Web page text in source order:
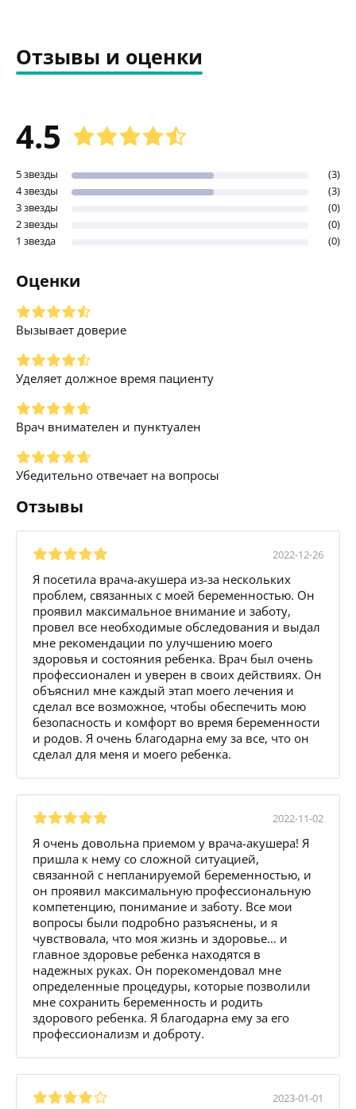
Отзывы и оценки
4.5
5 звезды
(3)
4 звезды
(3)
3 звезды
(0)
2 звезды
(0)
1 звезда
(0)
Оценки
Вызывает доверие
Уделяет должное время пациенту
Врач внимателен и пунктуален
Убедительно отвечает на вопросы
Отзывы
2022-12-26
Я посетила врача-акушера из-за нескольких
проблем, связанных с моей беременностью. Он
проявил максимальное внимание и заботу,
провел все необходимые обследования и выдал
мне рекомендации по улучшению моего
здоровья и состояния ребенка. Врач был очень
профессионален и уверен в своих действиях. Он
объяснил мне каждый этап моего лечения и
сделал все возможное, чтобы обеспечить мою
безопасность и комфорт во время беременности
и родов. Я очень благодарна ему за все, что он
сделал для меня и моего ребенка.
2022-11-02
Я очень довольна приемом у врача-акушера! Я
пришла к нему со сложной ситуацией,
связанной с непланируемой беременностью, и
он проявил максимальную профессиональную
компетенцию, понимание и заботу. Все мои
вопросы были подробно разъяснены, и я
чувствовала, что моя жизнь и здоровье… и
главное здоровье ребенка находятся в
надежных руках. Он порекомендовал мне
определенные процедуры, которые позволили
мне сохранить беременность и родить
здорового ребенка. Я благодарна ему за его
профессионализм и доброту.
2023-01-01